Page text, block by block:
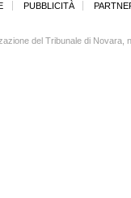
PUBBLICITÀ
del Tribunale di